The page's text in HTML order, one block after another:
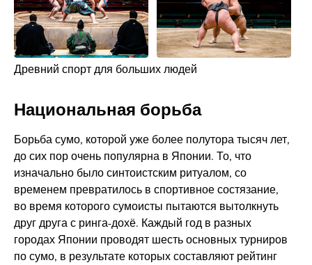
Древний спорт для больших людей
Национальная борьба
Борьба сумо, которой уже более полутора тысяч лет,
до сих пор очень популярна в Японии. То, что
изначально было синтоистским ритуалом, со
временем превратилось в спортивное состязание,
во время которого сумоисты пытаются вытолкнуть
друг друга с ринга-дохё. Каждый год в разных
городах Японии проводят шесть основных турниров
по сумо, в результате которых составляют рейтинг